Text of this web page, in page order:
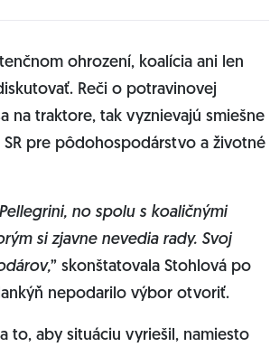
ohrození, koalícia ani len
Reči o potravinovej
na traktore, tak vyznievajú smiešne
pre pôdohospodárstvo a životné
no spolu s koaličnými
si zjavne nevedia rady. Svoj
” skonštatovala Stohlová po
nepodarilo výbor otvoriť.
to, aby situáciu vyriešil, namiesto